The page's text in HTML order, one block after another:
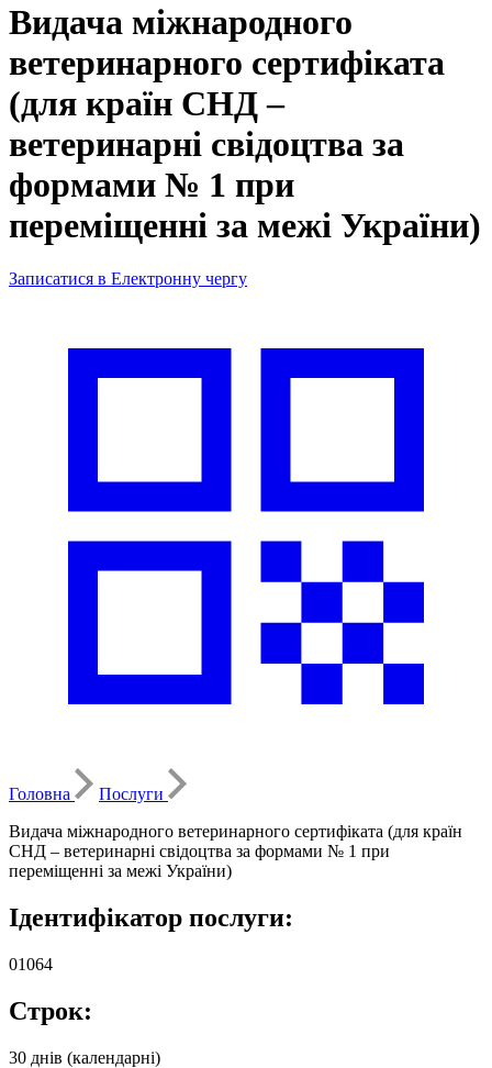
Видача міжнародного
ветеринарного сертифіката
(для країн СНД –
ветеринарні свідоцтва за
формами № 1 при
переміщенні за межі України)
Записатися в Електронну чергу
Головна
Послуги
Видача міжнародного ветеринарного сертифіката (для країн
СНД – ветеринарні свідоцтва за формами № 1 при
переміщенні за межі України)
Ідентифікатор послуги:
01064
Строк:
30 днів (календарні)